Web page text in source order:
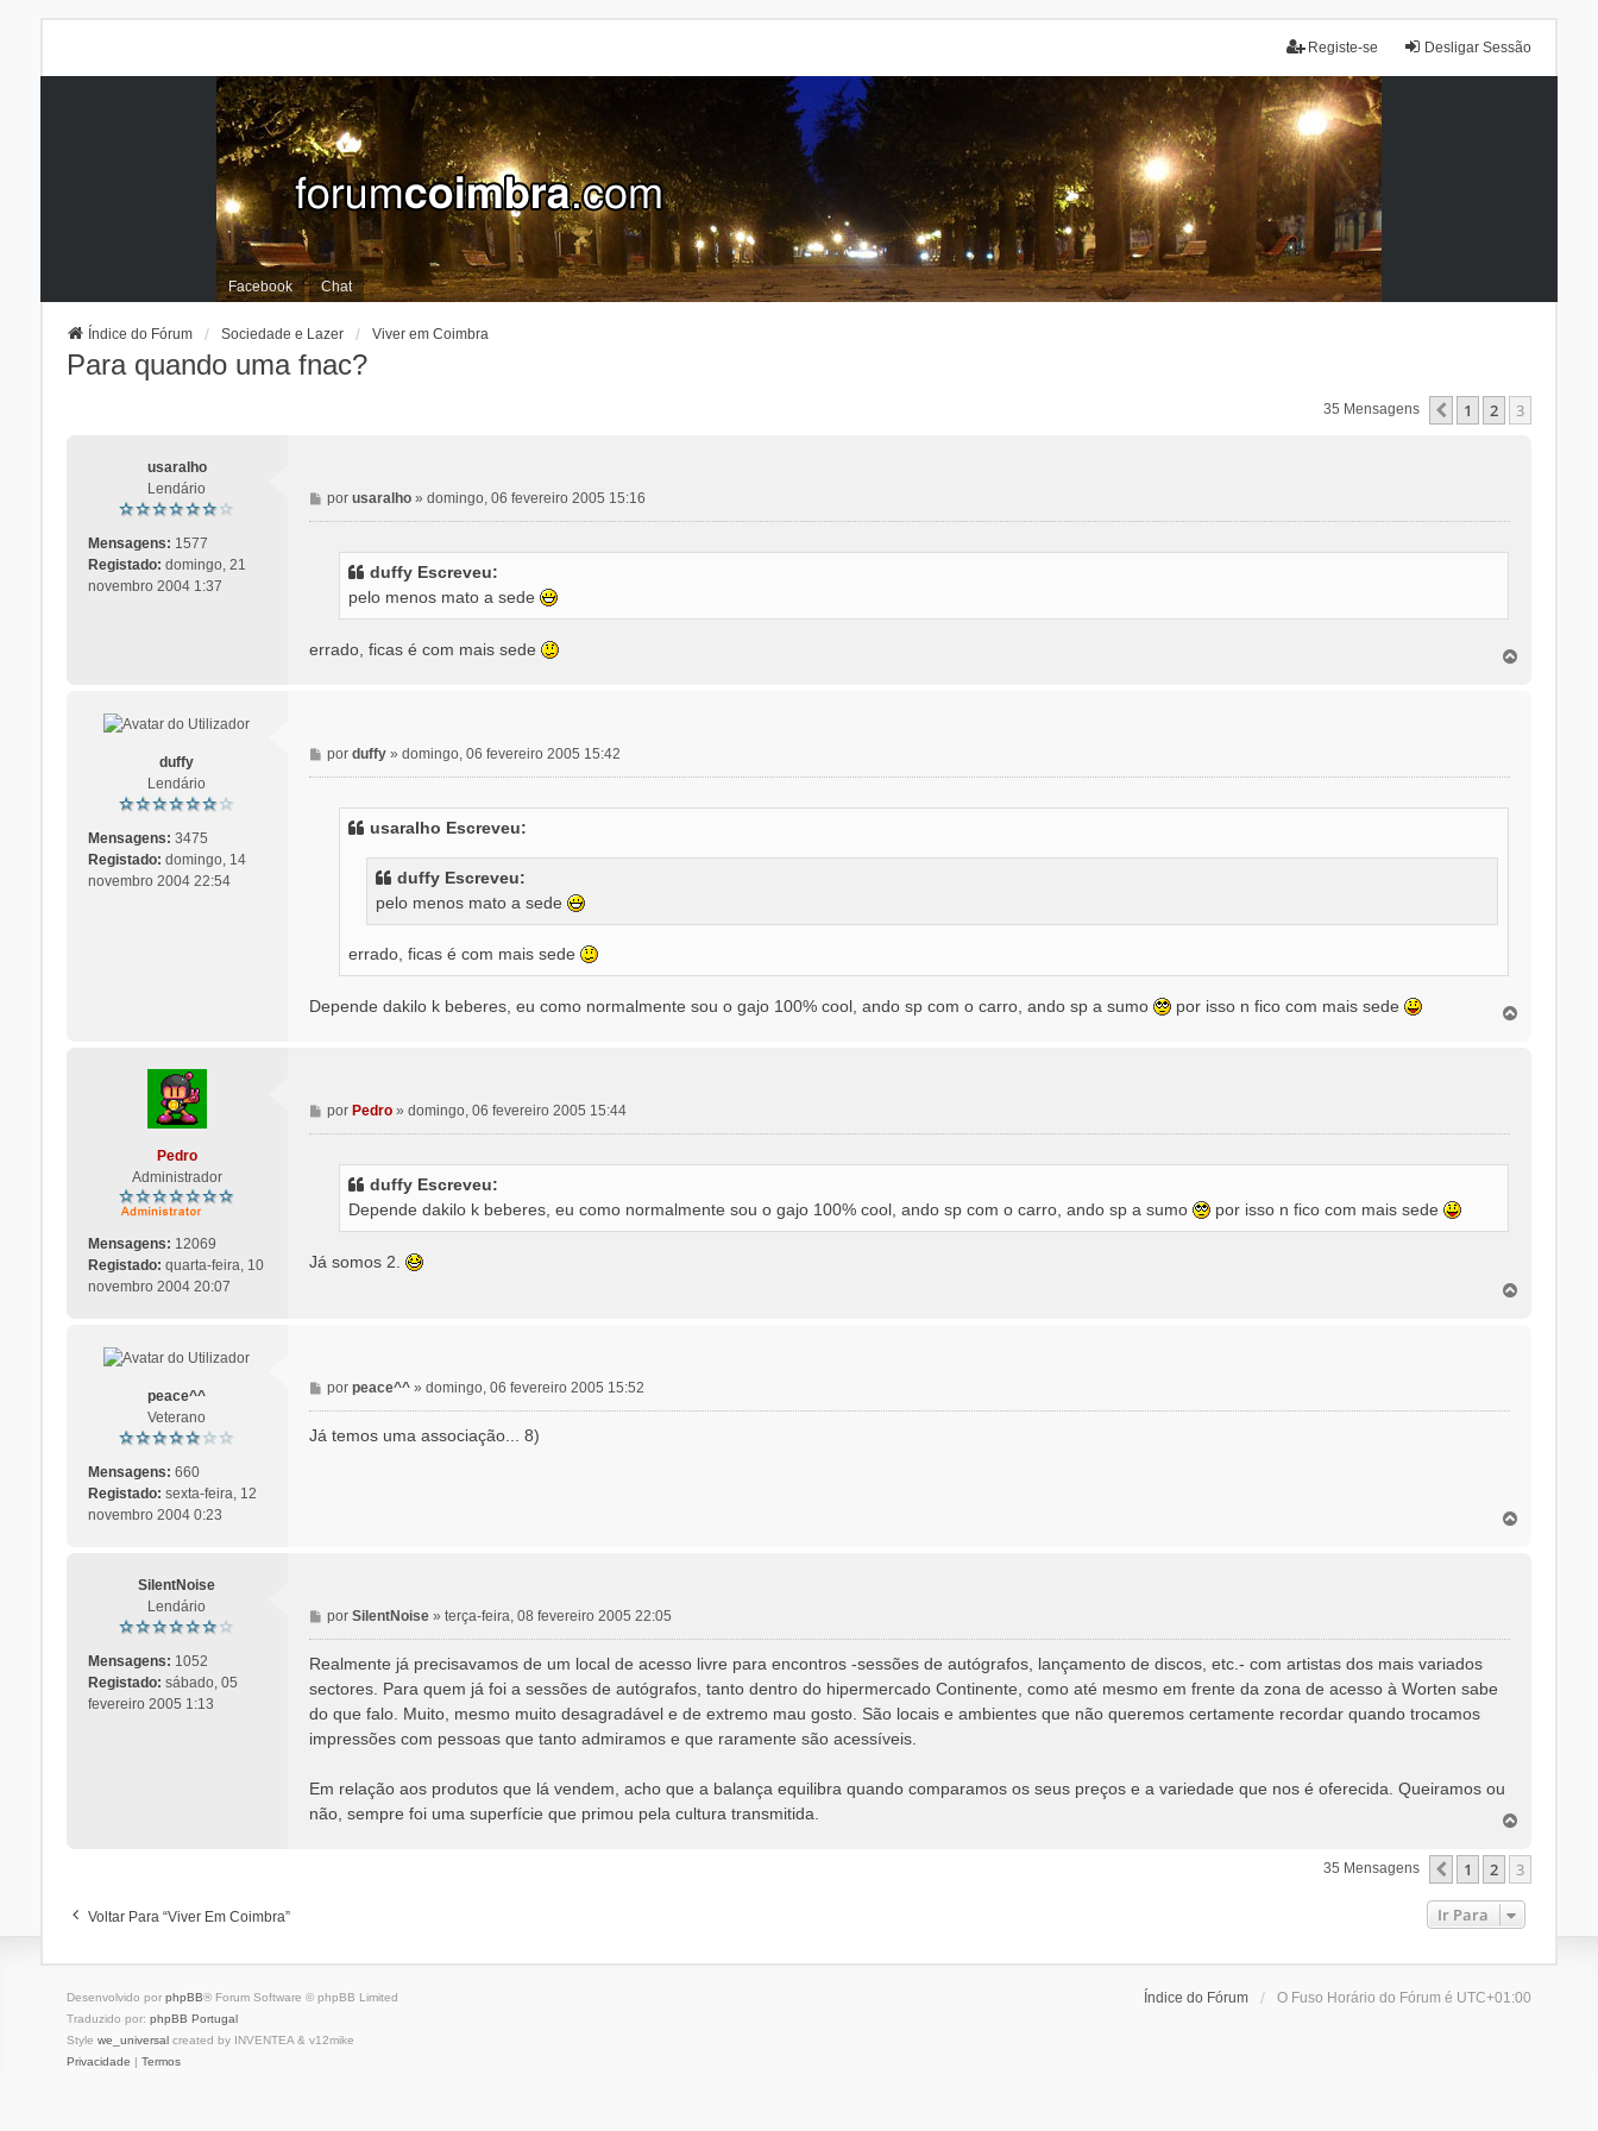
Desligar Sessão
Registe-se
Facebook Chat
Índice do Fórum Sociedade e Lazer Viver em Coimbra
Para quando uma fnac?
35 Mensagens Anterior
1 2 3
usaralho
Lendário
Mensagens: 1577
Registado: domingo, 21
novembro 2004 1:37
M
e
m
porusaralho »domingo, 06 fevereiro 2005 15:16
duffy Escreveu:
pelo menos mato a sede
errado, ficas é com mais sede
duffy
Lendário
Mensagens: 3475
Registado: domingo, 14
novembro 2004 22:54
M
e
porduffy »domingo, 06 fevereiro 2005 15:42
usaralho Escreveu:
duffy Escreveu:
pelo menos mato a sede
errado, ficas é com mais sede
Depende dakilo k beberes, eu como normalmente sou o gajo 100% cool, ando sp com o carro, ando sp a sumo por isso n fico com mais sede
Pedro
Administrador
Mensagens: 12069
Registado: quarta-feira, 10
novembro 2004 20:07
M
e
m
porPedro »domingo, 06 fevereiro 2005 15:44
duffy Escreveu:
Depende dakilo k beberes, eu como normalmente sou o gajo 100% cool, ando sp com o carro, ando sp a sumo
por isso n fico com mais sede
Já somos 2.
peace^^
Veterano
Mensagens: 660
Registado: sexta-feira, 12
novembro 2004 0:23
M
e
n
porpeace^^ »domingo, 06 fevereiro 2005 15:52
Já temos uma associação... 8)
SilentNoise
Lendário
Mensagens: 1052
Registado: sábado, 05
fevereiro 2005 1:13
M
e
a
g
e
porSilentNoise »terça-feira, 08 fevereiro 2005 22:05
Realmente já precisavamos de um local de acesso livre para encontros -sessões de autógrafos, lançamento de discos, etc.- com artistas dos mais variados
sectores. Para quem já foi a sessões de autógrafos, tanto dentro do hipermercado Continente, como até mesmo em frente da zona de acesso à Worten sabe
do que falo. Muito, mesmo muito desagradável e de extremo mau gosto. São locais e ambientes que não queremos certamente recordar quando trocamos
impressões com pessoas que tanto admiramos e que raramente são acessíveis.
Em relação aos produtos que lá vendem, acho que a balança equilibra quando comparamos os seus preços e a variedade que nos é oferecida. Queiramos ou
não, sempre foi uma superfície que primou pela cultura transmitida.
p
o
35 Mensagens Anterior
1 2 3
Voltar Para “Viver Em Coimbra” Ir Para
Índice do Fórum O Fuso Horário do Fórum é UTC+01:00
Desenvolvido por phpBB® Forum Software © phpBB Limited
Traduzido por: phpBB Portugal
Style we_universalcreated by INVENTEA & v12mike
Privacidade | Termos